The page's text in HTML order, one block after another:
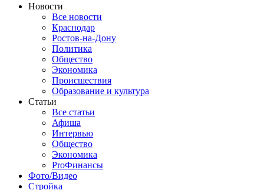
Новости
Все новости
Краснодар
Ростов-на-Дону
Политика
Общество
Экономика
Происшествия
Образование и культура
Статьи
Все статьи
Афиша
Интервью
Общество
Экономика
ProФинансы
Фото/Видео
Стройка